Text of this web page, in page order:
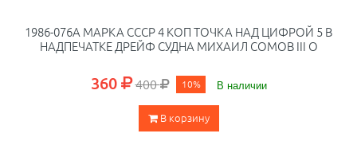
1986-076A МАРКА СССР 4 КОП ТОЧКА НАД ЦИФРОЙ 5 В
НАДПЕЧАТКЕ ДРЕЙФ СУДНА МИХАИЛ СОМОВ III O
360 400 10% В наличии
В корзину